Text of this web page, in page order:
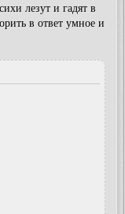
лезут и гадят в
в ответ умное и